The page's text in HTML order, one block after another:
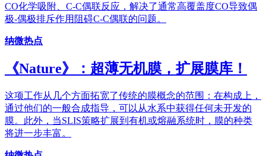
CO化学吸附、C-C偶联反应，解决了通常高覆盖度CO导致偶
极-偶极排斥作用阻碍C-C偶联的问题。
纳微热点
《Nature》：超薄无机膜，扩展膜库！
这项工作从几个方面拓宽了传统的膜概念的范围：在构成上，
通过他们的一般合成指导，可以从水系中获得任何未开发的
膜。此外，当SLIS策略扩展到有机或熔融系统时，膜的种类
将进一步丰富。